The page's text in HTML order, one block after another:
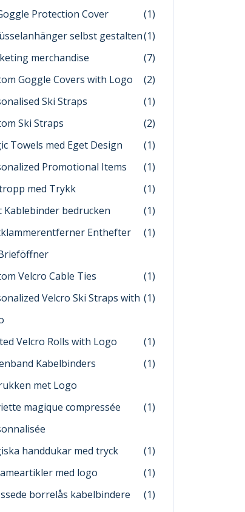
Protection Cover
(1)
selbst gestalten(1)
merchandise
(7)
Goggle Covers with Logo
(2)
Ski Straps
(1)
Ski Straps
(2)
Towels med Eget Design
(1)
Promotional Items
(1)
med Trykk
(1)
Kablebinder bedrucken
(1)
Enthefter
(1)
Velcro Cable Ties
(1)
Velcro Ski Straps with (1)
Velcro Rolls with Logo
(1)
Kabelbinders
met Logo
(1)
magique compressée
(1)
handdukar med tryck
(1)
med logo
(1)
borrelås kabelbindere
(1)